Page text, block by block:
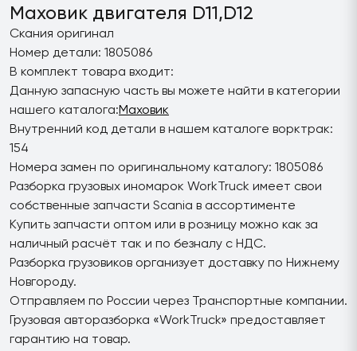
Маховик двигателя D11,D12
Скания оригинал
Номер детали: 1805086
В комплект товара входит:
Данную запасную часть вы можете найти в категории
нашего каталога:Маховик
Внутренний код детали в нашем каталоге ворктрак:
154
Номера замен по оригинальному каталогу: 1805086
Разборка грузовых иномарок WorkTruck имеет свои
собственные запчасти Scania в ассортименте
Купить запчасти оптом или в розницу можно как за
наличный расчёт так и по безналу с НДС.
Разборка грузовиков организует доставку по Нижнему
Новгороду.
Отправляем по России через Транспортные компании.
Грузовая авторазборка «WorkTruck» предоставляет
гарантию на товар.